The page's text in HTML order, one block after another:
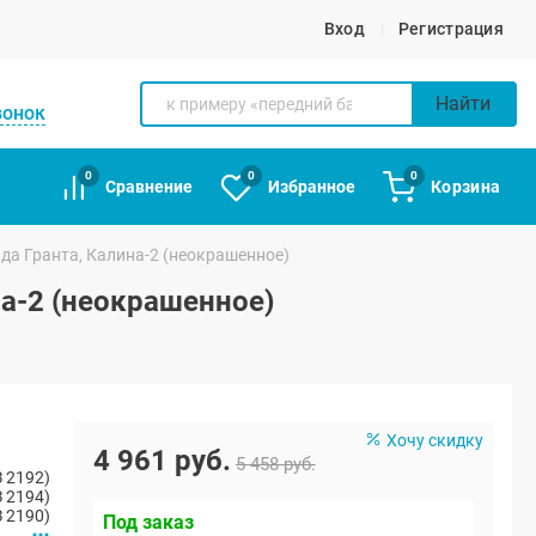
Вход Регистрация
Найти
0
Сравнение
0
Избранное
0
Корзина
Гранта, Калина-2 (неокрашенное)
2 (неокрашенное)
2192)
2194)
2190)
Хочу скидку
4 961 руб. 5 458 руб.
Под заказ